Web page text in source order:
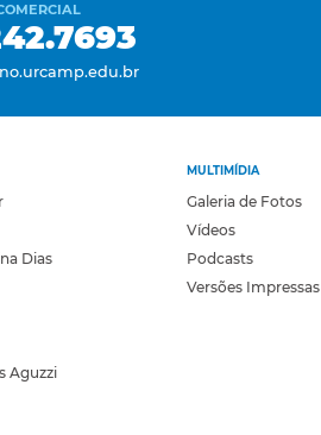
Dias
Aguzzi
MULTIMÍDIA
Galeria de Fotos
Vídeos
Podcasts
Versões Impressas